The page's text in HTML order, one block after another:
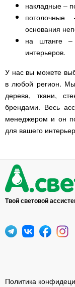
накладные –
основания
на штанге –
интерьеров.
У нас вы можете
в любой регион.
дерева, ткани,
брендами. Весь
менеджером и он
для вашего
Твой световой
Политика